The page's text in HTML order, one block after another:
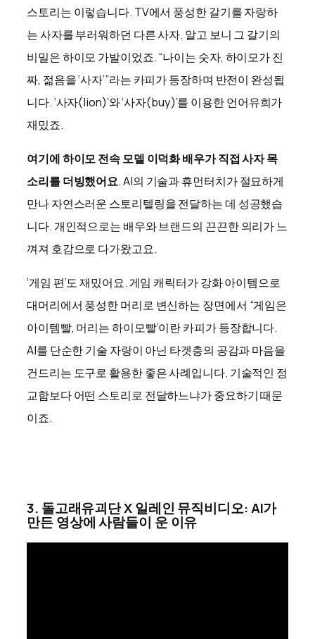
스토리는 이렇습니다. TV에서 풍성한 갈기를 자랑하
는 사자를 부러워하던 다른 사자. 알고 보니 그 갈기의
비밀은 하이모 가발이었죠. “나이는 숫자, 하이모가 진
짜, 젊음을 ‘사자’”라는 카피가 등장하며 반전이 완성됩
니다. ‘사자(lion)’와 ‘사자(buy)’를 이용한 언어유희가
재밌죠.
여기에 하이모 전속 모델 이덕화 배우가 직접 사자 목
소리를 더빙했어요. AI의 기술과 휴먼터치가 절묘하게
만나 자연스러운 스토리텔링을 전달하는 데 성공했습
니다. 개인적으로는 배우와 브랜드의 끈끈한 의리가 느
껴져 호감으로 다가왔고요.
‘게임 편’도 재밌어요. 게임 캐릭터가 강화 아이템으로
대머리에서 풍성한 머리로 변신하는 장면에서 “게임은
아이템빨, 머리는 하이모빨’이란 카피가 등장합니다.
AI를 단순한 기술 자랑이 아닌 타겟층의 공감과 마음을
건드리는 도구로 활용한 좋은 사례입니다. 기술적인 정
교함보다 어떤 스토리로 전달하느냐가 중요하기 때문
이죠.
3. 돌고래유괴단 X 일레인 뮤직비디오: AI가
만든 영상에 사람들이 운 이유